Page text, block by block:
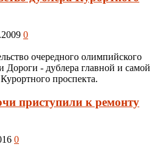
0
очередного олимпийского
Дороги - дублера главной и самой
проспекта.
приступили к ремонту
0